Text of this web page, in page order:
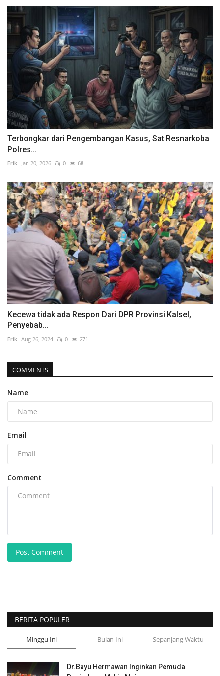
Terbongkar dari Pengembangan Kasus, Sat Resnarkoba
Polres...
Erik Jan 20, 2026 0 68
Kecewa tidak ada Respon Dari DPR Provinsi Kalsel,
Penyebab...
Erik Aug 26, 2024 0 271
COMMENTS
Name
Email
Comment
Post Comment
BERITA POPULER
Minggu Ini Bulan Ini Sepanjang Waktu
Dr.Bayu Hermawan Inginkan Pemuda